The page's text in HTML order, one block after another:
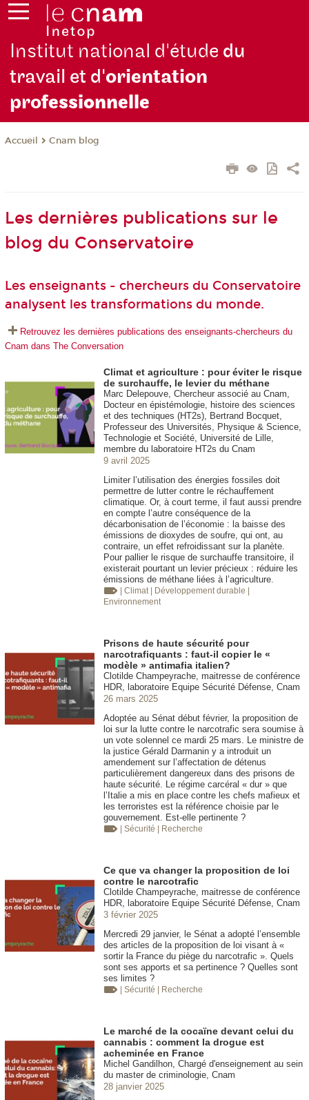
Institut national d'étude du
travail et d'orientation
professionnelle
Accueil Cnam blog
Les dernières publications sur le
blog du Conservatoire
Les enseignants - chercheurs du Conservatoire
analysent les transformations du monde.
Retrouvez les dernières publications des enseignants-chercheurs du
Cnam dans The Conversation
Climat et agriculture : pour éviter le risque
de surchauffe, le levier du méthane
Marc Delepouve, Chercheur associé au Cnam,
Docteur en épistémologie, histoire des sciences
et des techniques (HT2s), Bertrand Bocquet,
Professeur des Universités, Physique & Science,
Technologie et Société, Université de Lille,
membre du laboratoire HT2s du Cnam
9 avril 2025
Limiter l’utilisation des énergies fossiles doit
permettre de lutter contre le réchauffement
climatique. Or, à court terme, il faut aussi prendre
en compte l’autre conséquence de la
décarbonisation de l’économie : la baisse des
émissions de dioxydes de soufre, qui ont, au
contraire, un effet refroidissant sur la planète.
Pour pallier le risque de surchauffe transitoire, il
existerait pourtant un levier précieux : réduire les
émissions de méthane liées à l’agriculture.
| Climat | Développement durable
Environnement
Prisons de haute sécurité pour
narcotrafiquants : faut-il copier le «
modèle » antimafia italien?
Clotilde Champeyrache, maitresse de conférence
HDR, laboratoire Equipe Sécurité Défense, Cnam
26 mars 2025
Adoptée au Sénat début février, la proposition de
loi sur la lutte contre le narcotrafic sera soumise à
un vote solennel ce mardi 25 mars. Le ministre de
la justice Gérald Darmanin y a introduit un
amendement sur l’affectation de détenus
particulièrement dangereux dans des prisons de
haute sécurité. Le régime carcéral « dur » que
l’Italie a mis en place contre les chefs mafieux et
les terroristes est la référence choisie par le
gouvernement. Est-elle pertinente ?
| Sécurité | Recherche
Ce que va changer la proposition de loi
contre le narcotrafic
Clotilde Champeyrache, maitresse de conférence
HDR, laboratoire Equipe Sécurité Défense, Cnam
3 février 2025
Mercredi 29 janvier, le Sénat a adopté l’ensemble
des articles de la proposition de loi visant à «
sortir la France du piège du narcotrafic ». Quels
sont ses apports et sa pertinence ? Quelles sont
ses limites ?
| Sécurité | Recherche
Le marché de la cocaïne devant celui du
cannabis : comment la drogue est
acheminée en France
Michel Gandilhon, Chargé d'enseignement au sein
du master de criminologie, Cnam
28 janvier 2025